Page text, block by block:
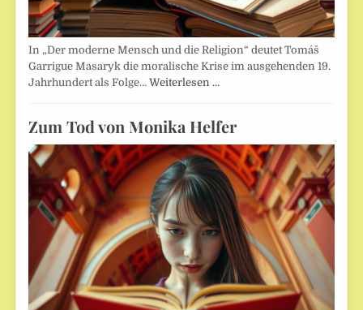
In „Der moderne Mensch und die Religion“ deutet Tomáš
Garrigue Masaryk die moralische Krise im ausgehenden 19.
Jahrhundert als Folge…Weiterlesen …
Zum Tod von Monika Helfer